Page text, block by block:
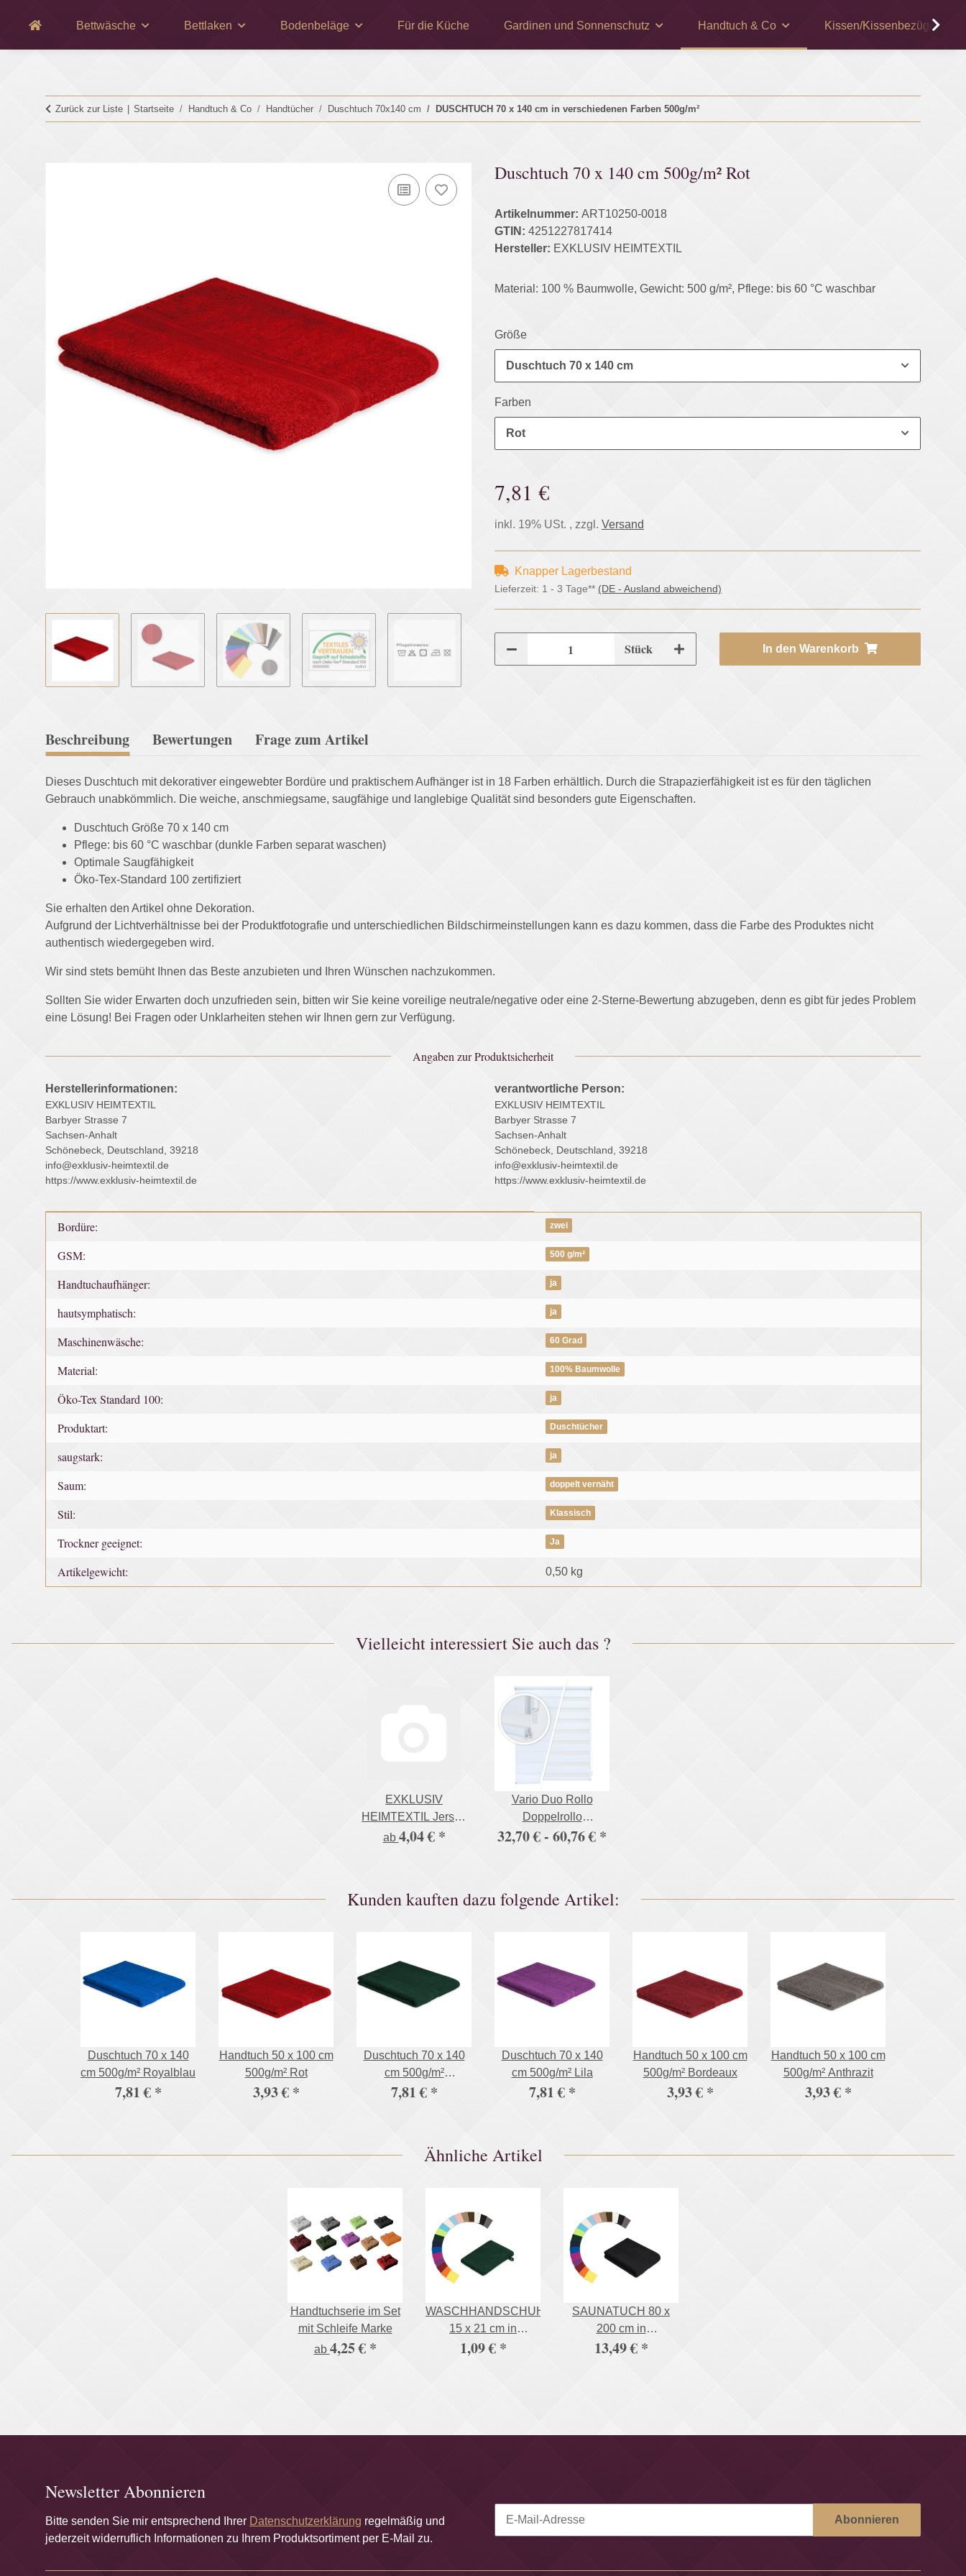
Bettwäsche Bettlaken Bodenbeläge Für die Küche Gardinen und Sonnenschutz Handtuch & Co Kissen/Kissenbezüge
Zurück zur Liste Startseite Handtuch & Co Handtücher Duschtuch 70x140 cm DUSCHTUCH 70 x 140 cm in verschiedenen Farben 500g/m²
Duschtuch 70 x 140 cm 500g/m² Rot
Artikelnummer: ART10250-0018
GTIN: 4251227817414
Hersteller: EXKLUSIV HEIMTEXTIL
Material: 100 % Baumwolle, Gewicht: 500 g/m², Pflege: bis 60 °C waschbar
Größe
Duschtuch 70 x 140 cm
Farben
Rot
7,81 €
inkl. 19% USt. , zzgl. Versand
Knapper Lagerbestand
Lieferzeit: 1 - 3 Tage** (DE - Ausland abweichend)
Stück In den Warenkorb
Beschreibung Bewertungen Frage zum Artikel
Dieses Duschtuch mit dekorativer eingewebter Bordüre und praktischem Aufhänger ist in 18 Farben erhältlich. Durch die Strapazierfähigkeit ist es für den täglichen
Gebrauch unabkömmlich. Die weiche, anschmiegsame, saugfähige und langlebige Qualität sind besonders gute Eigenschaften.
Duschtuch Größe 70 x 140 cm
Pflege: bis 60 °C waschbar (dunkle Farben separat waschen)
Optimale Saugfähigkeit
Öko-Tex-Standard 100 zertifiziert
Sie erhalten den Artikel ohne Dekoration.
Aufgrund der Lichtverhältnisse bei der Produktfotografie und unterschiedlichen Bildschirmeinstellungen kann es dazu kommen, dass die Farbe des Produktes nicht
authentisch wiedergegeben wird.
Wir sind stets bemüht Ihnen das Beste anzubieten und Ihren Wünschen nachzukommen.
Sollten Sie wider Erwarten doch unzufrieden sein, bitten wir Sie keine voreilige neutrale/negative oder eine 2-Sterne-Bewertung abzugeben, denn es gibt für jedes Problem
eine Lösung! Bei Fragen oder Unklarheiten stehen wir Ihnen gern zur Verfügung.
Angaben zur Produktsicherheit
Herstellerinformationen:
EXKLUSIV HEIMTEXTIL
Barbyer Strasse 7
Sachsen-Anhalt
Schönebeck, Deutschland, 39218
info@exklusiv-heimtextil.de
https://www.exklusiv-heimtextil.de
verantwortliche Person:
EXKLUSIV HEIMTEXTIL
Barbyer Strasse 7
Sachsen-Anhalt
Schönebeck, Deutschland, 39218
info@exklusiv-heimtextil.de
https://www.exklusiv-heimtextil.de
Produkteigenschaft
Wert
Bordüre: zwei
GSM: 500 g/m²
Handtuchaufhänger: ja
hautsymphatisch: ja
Maschinenwäsche: 60 Grad
Material: 100% Baumwolle
Öko-Tex Standard 100: ja
Produktart: Duschtücher
saugstark: ja
Saum: doppelt vernäht
Stil: Klassisch
Trockner geeignet: Ja
Artikelgewicht: 0,50 kg
Vielleicht interessiert Sie auch das ?
EXKLUSIV
HEIMTEXTIL Jersey
Spannbettlaken in
Bettlaken
ab 4,04 € *
Vario Duo Rollo
Doppelrollo
Fensterrollo mit
32,70 € - 60,76 € *
Kunden kauften dazu folgende Artikel:
Duschtuch 70 x 140
cm 500g/m² Royalblau
7,81 € *
Handtuch 50 x 100 cm
500g/m² Rot
3,93 € *
Duschtuch 70 x 140
cm 500g/m²
Dunkelgrün
7,81 € *
Duschtuch 70 x 140
cm 500g/m² Lila
7,81 € *
Handtuch 50 x 100 cm
500g/m² Bordeaux
3,93 € *
Handtuch 50 x 100 cm
500g/m² Anthrazit
3,93 € *
Ähnliche Artikel
Handtuchserie im Set
mit Schleife Marke
ab 4,25 € *
WASCHHANDSCHUH
15 x 21 cm in
verschiedenen Farben
1,09 € *
SAUNATUCH 80 x
200 cm in
verschiedenen Farben
13,49 € *
Newsletter Abonnieren
Bitte senden Sie mir entsprechend Ihrer Datenschutzerklärung regelmäßig und
jederzeit widerruflich Informationen zu Ihrem Produktsortiment per E-Mail zu.
Abonnieren